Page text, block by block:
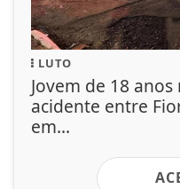
LUTO
Jovem de 18
acidente entre
em...